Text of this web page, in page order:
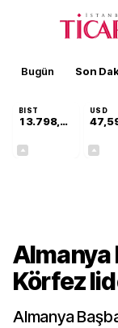
Bugün Son
BIST
13.798,82
USD
Almanya
Körfez
Almanya